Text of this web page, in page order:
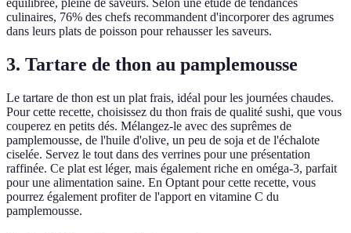
équilibrée, pleine de saveurs. Selon une étude de tendances
culinaires, 76% des chefs recommandent d'incorporer des agrumes
dans leurs plats de poisson pour rehausser les saveurs.
3. Tartare de thon au pamplemousse
Le tartare de thon est un plat frais, idéal pour les journées chaudes.
Pour cette recette, choisissez du thon frais de qualité sushi, que vous
couperez en petits dés. Mélangez-le avec des suprêmes de
pamplemousse, de l'huile d'olive, un peu de soja et de l'échalote
ciselée. Servez le tout dans des verrines pour une présentation
raffinée. Ce plat est léger, mais également riche en oméga-3, parfait
pour une alimentation saine. En Optant pour cette recette, vous
pourrez également profiter de l'apport en vitamine C du
pamplemousse.